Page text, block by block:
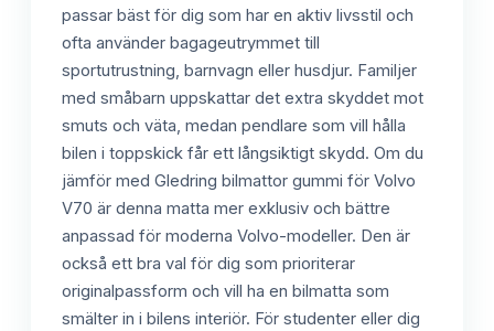
passar bäst för dig som har en aktiv livsstil och
ofta använder bagageutrymmet till
sportutrustning, barnvagn eller husdjur. Familjer
med småbarn uppskattar det extra skyddet mot
smuts och väta, medan pendlare som vill hålla
bilen i toppskick får ett långsiktigt skydd. Om du
jämför med Gledring bilmattor gummi för Volvo
V70 är denna matta mer exklusiv och bättre
anpassad för moderna Volvo-modeller. Den är
också ett bra val för dig som prioriterar
originalpassform och vill ha en bilmatta som
smälter in i bilens interiör. För studenter eller dig